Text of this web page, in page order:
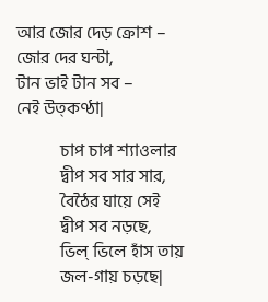
আর জোর দেড় ক্রোশ –
জোর দের ঘন্টা,
টান ভাই টান সব –
নেই উত্কণ্ঠা|
চাপ চাপ শ্যাওলার
দ্বীপ সব সার সার,
বৈঠৈর ঘায়ে সেই
দ্বীপ সব নড়ছে,
ভিল্ ভিলে হাঁস তায়
জল-গায় চড়ছে|